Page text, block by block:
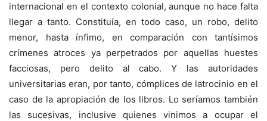
internacional en el contexto colonial, aunque no hace falta
llegar a tanto. Constituía, en todo caso, un robo, delito
menor, hasta ínfimo, en comparación con tantísimos
crímenes atroces ya perpetrados por aquellas huestes
facciosas, pero delito al cabo. Y las autoridades
universitarias eran, por tanto, cómplices de latrocinio en el
caso de la apropiación de los libros. Lo seríamos también
las sucesivas, inclusive quienes vinimos a ocupar el